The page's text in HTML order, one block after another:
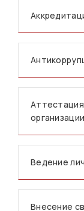
организации
Ведение
Внесение